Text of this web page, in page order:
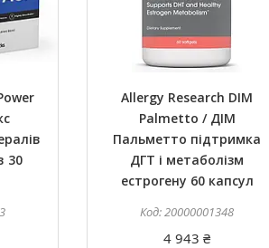
30
Allergy Research DIM
Palmetto / ДІМ
Пальметто підтримка
ДГТ і метаболізм
естрогену 60 капсул
20000001348
4 943 ₴